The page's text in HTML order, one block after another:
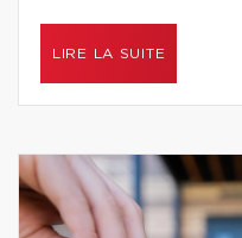
LIRE LA SUITE